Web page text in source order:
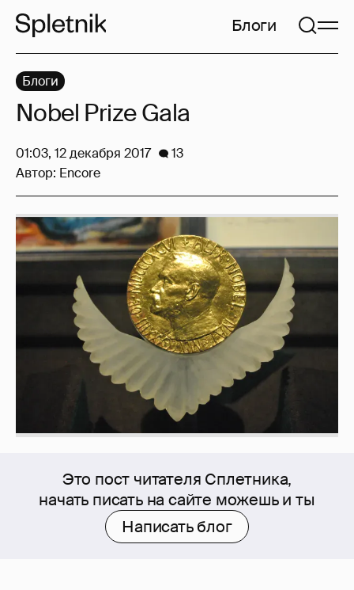
Блоги
Это пост читателя Сплетника,
начать писать на сайте можешь и ты
Написать блог
Блоги
Nobel Prize Gala
01:03, 12 декабря 2017
13
Автор: Encore